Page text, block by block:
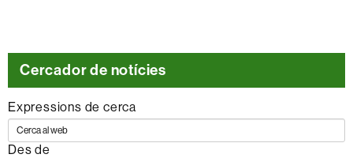
Cercador de notícies
Expressions de cerca
Des de